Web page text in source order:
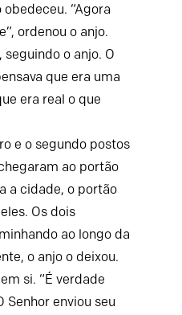
obedeceu. “Agora
ordenou o anjo.
seguindo o anjo. O
que era uma
era real o que
e o segundo postos
ao portão
a cidade, o portão
Os dois
ao longo da
o anjo o deixou.
si. “É verdade
Senhor enviou seu